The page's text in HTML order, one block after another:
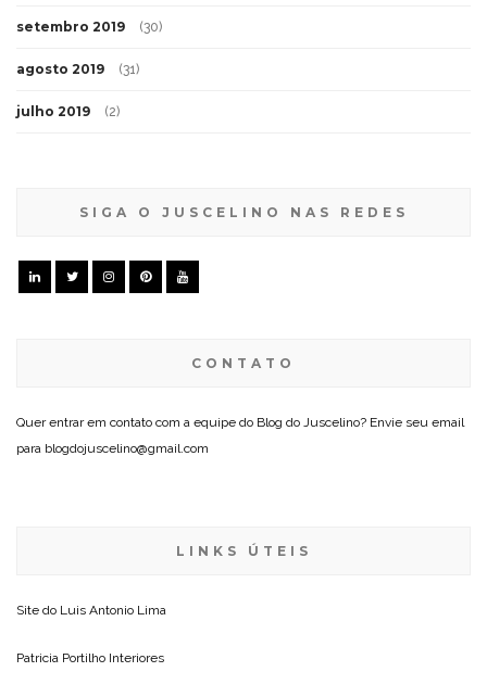
setembro 2019 (30)
agosto 2019 (31)
julho 2019 (2)
SIGA O JUSCELINO NAS REDES
CONTATO
Quer entrar em contato com a equipe do Blog do Juscelino? Envie seu email
para blogdojuscelino@gmail.com
LINKS ÚTEIS
Site do Luis Antonio Lima
Patricia Portilho Interiores